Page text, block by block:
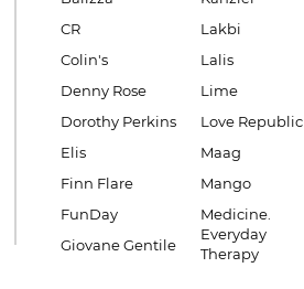
CR
Colin's
Denny Rose
Dorothy Perkins
Elis
Finn Flare
FunDay
Giovane Gentile
Lakbi
Lalis
Lime
Love Republic
Maag
Mango
Medicine.
Everyday
Therapy